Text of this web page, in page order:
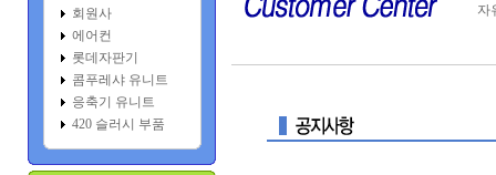
회원사
에어컨
롯데자판기
콤푸레샤 유니트
응축기 유니트
420 슬러시 부품
자